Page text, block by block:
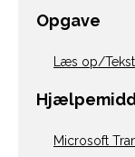
Opgave
Læs op/
Microsoft